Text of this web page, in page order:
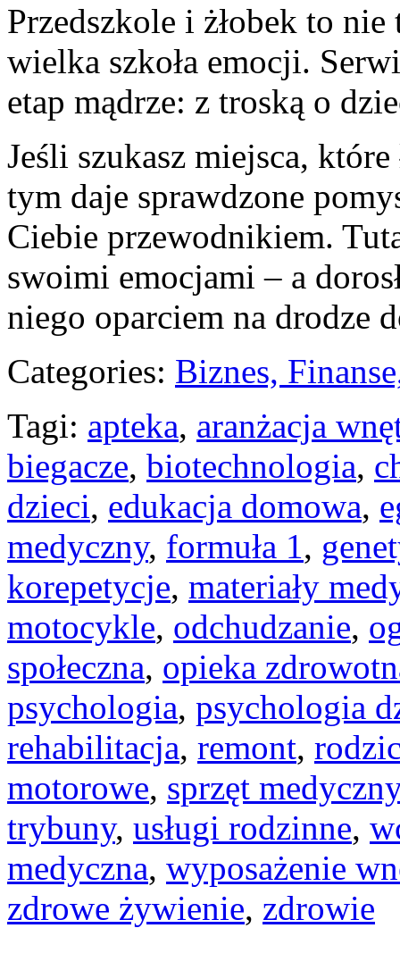
Przedszkole i żłobek to
wielka szkoła emocji.
etap mądrze: z troską o
Jeśli szukasz miejsca,
tym daje sprawdzone
Ciebie przewodnikiem.
swoimi emocjami – a
niego oparciem na drodze
Categories: Biznes,
Tagi: apteka, aranżacja
biegacze, biotechnologia,
dzieci, edukacja domowa,
medyczny, formuła 1,
korepetycje, materiały
motocykle, odchudzanie,
społeczna, opieka
psychologia, psychologia
rehabilitacja, remont,
motorowe, sprzęt medyczny
trybuny, usługi rodzinne,
medyczna, wyposażenie
zdrowe żywienie, zdrowie